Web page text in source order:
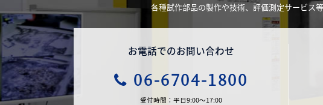
各種試作部品の製作や技術、評価測定サービス
お電話でのお問い合わせ
06-6704-1800
受付時間：平日9:00～17:00